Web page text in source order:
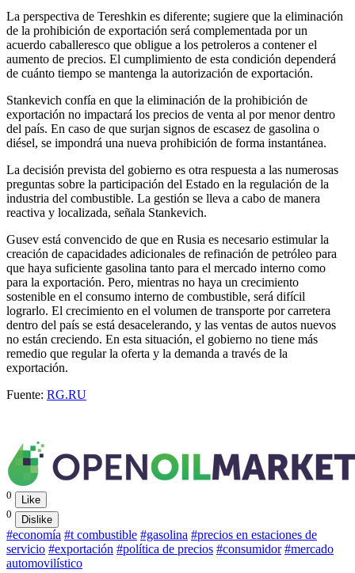
La perspectiva de Tereshkin es diferente; sugiere que la eliminación
de la prohibición de exportación será complementada por un
acuerdo caballeresco que obligue a los petroleros a contener el
aumento de precios. El cumplimiento de esta condición dependerá
de cuánto tiempo se mantenga la autorización de exportación.
Stankevich confía en que la eliminación de la prohibición de
exportación no impactará los precios de venta al por menor dentro
del país. En caso de que surjan signos de escasez de gasolina o
diésel, se impondrá una nueva prohibición de forma instantánea.
La decisión prevista del gobierno es otra respuesta a las numerosas
preguntas sobre la participación del Estado en la regulación de la
industria del combustible. La gestión se lleva a cabo de manera
reactiva y localizada, señala Stankevich.
Gusev está convencido de que en Rusia es necesario estimular la
creación de capacidades adicionales de refinación de petróleo para
que haya suficiente gasolina tanto para el mercado interno como
para la exportación. Pero, mientras no haya un crecimiento
sostenible en el consumo interno de combustible, será difícil
lograrlo. El crecimiento en el volumen de transporte por carretera
dentro del país se está desacelerando, y las ventas de autos nuevos
no están creciendo. En esta situación, el gobierno no tiene más
remedio que regular la oferta y la demanda a través de la
exportación.
Fuente: RG.RU
0
Like
0
Dislike
#economía #t combustible #gasolina #precios en estaciones de
servicio #exportación #política de precios #consumidor #mercado
automovilístico